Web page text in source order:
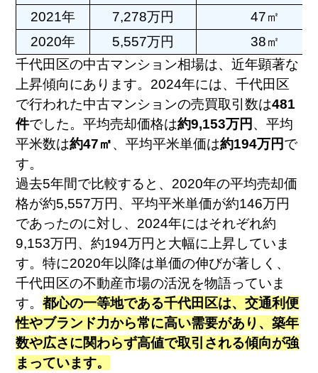
2021年
7,278万円
47㎡
2020年
5,557万円
38㎡
千代田区の中古マンション相場は、近年顕著な
上昇傾向にあります。2024年には、千代田区
で行われた中古マンションの売買取引数は481
件でした。平均売却価格は約9,153万円 、平均
平米数は約47㎡、平均平米単価は約194万円で
す。
過去5年間で比較すると、2020年の平均売却価
格が約5,557万円、平均平米単価が約146万円
であったのに対し、2024年にはそれぞれ約
9,153万円、約194万円と大幅に上昇していま
す。特に2020年以降は単価の伸びが著しく、
千代田区の不動産市場の活況を物語っていま
す。都心の一等地である千代田区は、交通利便
性やブランド力から常に高い需要があり、築年
数や広さに関わらず高値で取引される傾向が強
まっています。